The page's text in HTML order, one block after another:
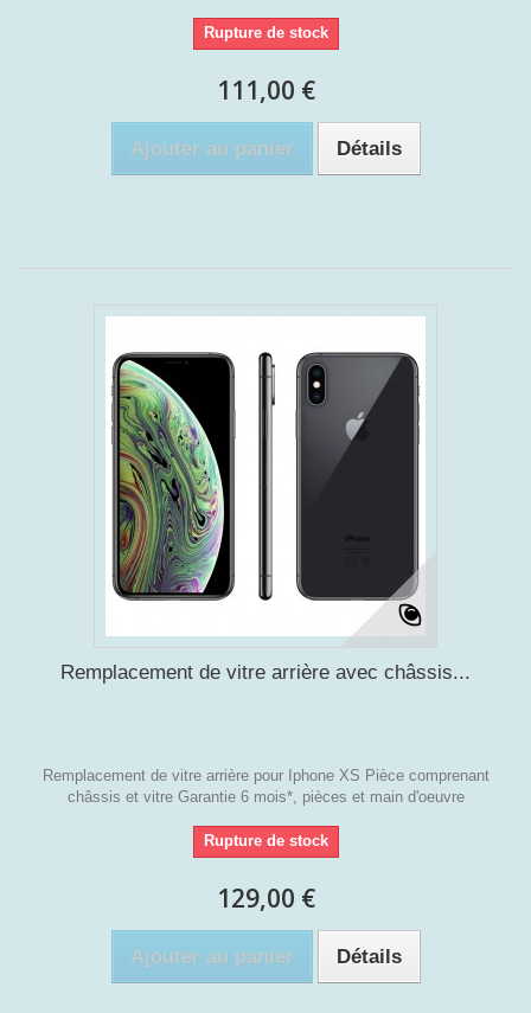
Rupture de stock
111,00 €
Ajouter au panier Détails
Remplacement de vitre arrière avec châssis...
Remplacement de vitre arrière pour Iphone XS Pièce comprenant
châssis et vitre Garantie 6 mois*, pièces et main d'oeuvre
Rupture de stock
129,00 €
Ajouter au panier Détails